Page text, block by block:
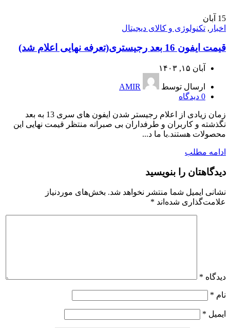
15 آبان
اخبار , تکنولوژی و کالای دیجیتال
قیمت ایفون 16 بعد رجیستری(تعرفه نهایی اعلام شد)
آبان ۱۵, ۱۴۰۳
ارسال توسط
AMIR
0 دیدگاه
زمان زیادی از اعلام رجیستر شدن ایفون های سری 13 به بعد
نگذشته و کاربران و طرفداران بی صبرانه منتظر قیمت نهایی این
محصولات هستند.با ما د...
ادامه مطلب
دیدگاهتان را بنویسید
نشانی ایمیل شما منتشر نخواهد شد. بخش‌های موردنیاز
علامت‌گذاری شده‌اند *
دیدگاه *
نام *
ایمیل *